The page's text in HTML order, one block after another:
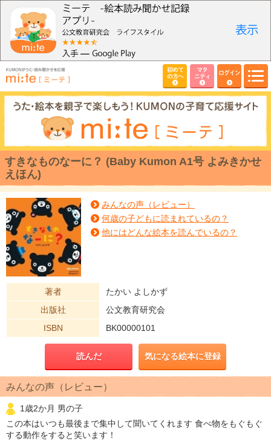
初めて
の方へ
マタ
ニティ
ログイン
すきなものなーに？ (Baby Kumon A1号 よみきかせ
えほん)
みんなの声（レビュー）
何歳の子どもに読まれているの？
他にはどんな絵本を読んでいるの？
著者
たかい よしかず
出版社
公文教育研究会
ISBN
BK00000101
読んだ 気になる絵本に登録
みんなの声（レビュー）
1歳2か月 男の子
この本はいつも最後まで集中して聞いてくれます 食べ物をもぐもぐ
する動作をすると笑います！